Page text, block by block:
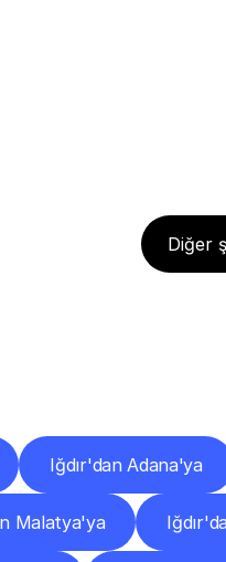
Diğer
Iğdır'dan Adana'ya
Malatya'ya